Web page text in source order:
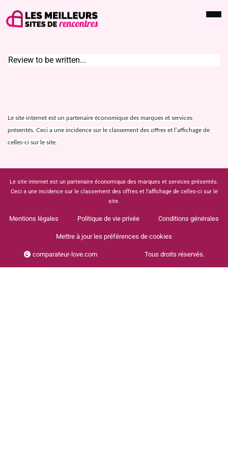
Review to be written...
Le site internet est un partenaire économique des marques et services
présentés. Ceci a une incidence sur le classement des offres et l’affichage de
celles-ci sur le site.
Le site internet est un partenaire économique des marques et services présentés.
Ceci a une incidence sur le classement des offres et l’affichage de celles-ci sur le
site.
Mentions légales Politique de vie privée Conditions générales
Mettre à jour les préférences de cookies
comparateur-love.com Tous droits réservés.